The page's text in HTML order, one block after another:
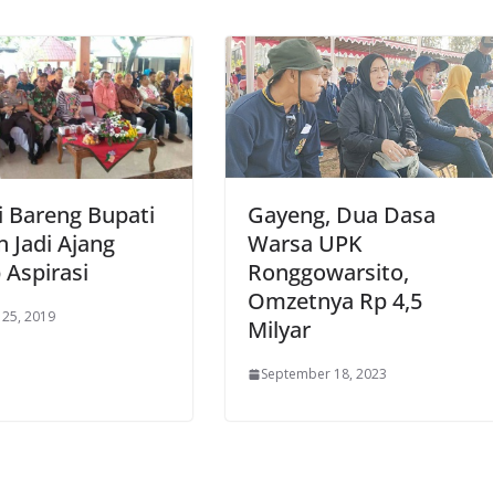
Bareng Bupati
Jadi Ajang
Aspirasi
25, 2019
Gayeng, Dua Dasa
Warsa UPK
Ronggowarsito,
Omzetnya Rp 4,5
Milyar
September 18, 2023